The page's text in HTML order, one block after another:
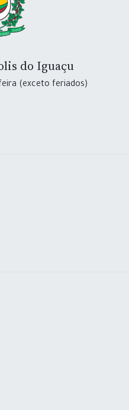
do Iguaçu
(exceto feriados)